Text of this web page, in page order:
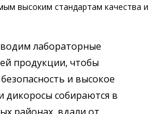
высоким стандартам качества и
лабораторные
продукции, чтобы
и высокое
дикоросы собираются в